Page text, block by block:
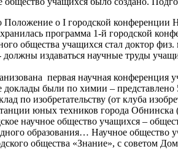
Положение о I городской
программа 1-й городской
общества учащихся стал доктор
издаваться научные труды
первая научная конференция
были по химии –
по изобретательству (от клуба
юных техников города
научное общество учащихся –
образования… Научное общество
общества «Знание», с советом